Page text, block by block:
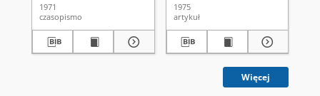
1971
czasopismo
1975
artykuł
Więcej